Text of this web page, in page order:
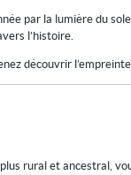
par la lumière du
l’histoire.
découvrir
rural et ancestral,